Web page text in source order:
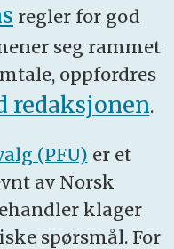
regler for god
seg rammet
oppfordres
redaksjonen.
(PFU) er et
av Norsk
klager
spørsmål. For